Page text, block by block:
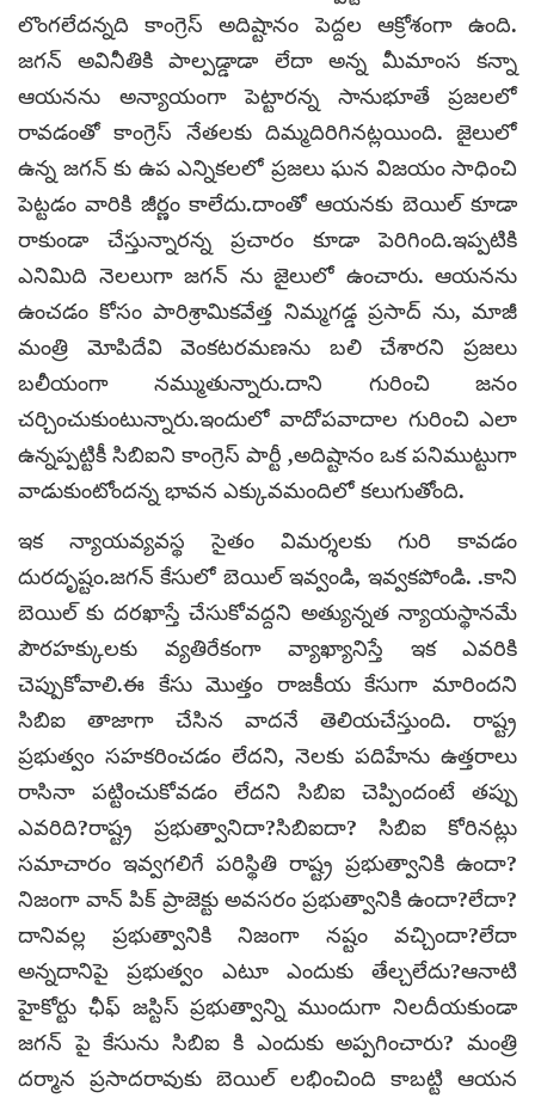
లొంగలేదన్నది కాంగ్రెస్ అదిష్టానం పెద్దల ఆక్రోశంగా ఉంది.
జగన్ అవినీతికి పాల్పడ్డాడా లేదా అన్న మీమాంస కన్నా
ఆయనను అన్యాయంగా పెట్టారన్న సానుభూతే ప్రజలలో
రావడంతో కాంగ్రెస్ నేతలకు దిమ్మదిరిగినట్లయింది. జైలులో
ఉన్న జగన్ కు ఉప ఎన్నికలలో ప్రజలు ఘన విజయం సాధించి
పెట్టడం వారికి జీర్ణం కాలేదు.దాంతో ఆయనకు బెయిల్ కూడా
రాకుండా చేస్తున్నారన్న ప్రచారం కూడా పెరిగింది.ఇప్పటికి
ఎనిమిది నెలలుగా జగన్ ను జైలులో ఉంచారు. ఆయనను
ఉంచడం కోసం పారిశ్రామికవేత్త నిమ్మగడ్డ ప్రసాద్ ను, మాజీ
మంత్రి మోపిదేవి వెంకటరమణను బలి చేశారని ప్రజలు
బలీయంగా నమ్ముతున్నారు.దాని గురించి జనం
చర్చించుకుంటున్నారు.ఇందులో వాదోపవాదాల గురించి ఎలా
ఉన్నప్పట్టికీ సిబిఐని కాంగ్రెస్ పార్టీ ,అదిష్టానం ఒక పనిముట్టుగా
వాడుకుంటోందన్న భావన ఎక్కువమందిలో కలుగుతోంది.
ఇక న్యాయవ్యవస్థ సైతం విమర్శలకు గురి కావడం
దురదృష్టం.జగన్ కేసులో బెయిల్ ఇవ్వండి, ఇవ్వకపోండి. .కాని
బెయిల్ కు దరఖాస్తే చేసుకోవద్దని అత్యున్నత న్యాయస్థానమే
పౌరహక్కులకు వ్యతిరేకంగా వ్యాఖ్యానిస్తే ఇక ఎవరికి
చెప్పుకోవాలి.ఈ కేసు మొత్తం రాజకీయ కేసుగా మారిందని
సిబిఐ తాజాగా చేసిన వాదనే తెలియచేస్తుంది. రాష్ట్ర
ప్రభుత్వం సహకరించడం లేదని, నెలకు పదిహేను ఉత్తరాలు
రాసినా పట్టించుకోవడం లేదని సిబిఐ చెప్పిందంటే తప్పు
ఎవరిది?రాష్ట్ర ప్రభుత్వానిదా?సిబిఐదా? సిబిఐ కోరినట్లు
సమాచారం ఇవ్వగలిగే పరిస్థితి రాష్ట్ర ప్రభుత్వానికి ఉందా?
నిజంగా వాన్ పిక్ ప్రాజెక్టు అవసరం ప్రభుత్వానికి ఉందా?లేదా?
దానివల్ల ప్రభుత్వానికి నిజంగా నష్టం వచ్చిందా?లేదా
అన్నదానిపై ప్రభుత్వం ఎటూ ఎందుకు తేల్చలేదు?ఆనాటి
హైకోర్టు ఛీఫ్ జస్టిస్ ప్రభుత్వాన్ని ముందుగా నిలదీయకుండా
జగన్ పై కేసును సిబిఐ కి ఎందుకు అప్పగించారు? మంత్రి
దర్మాన ప్రసాదరావుకు బెయిల్ లభించింది కాబట్టి ఆయన